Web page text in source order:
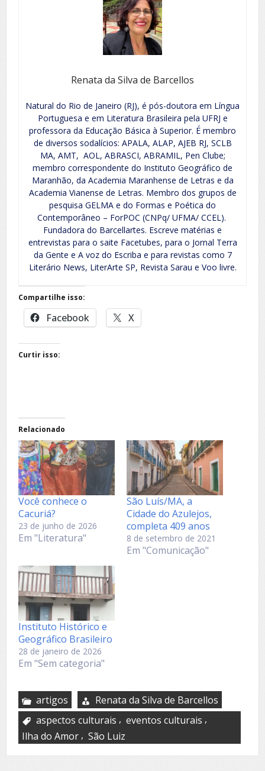
Renata da Silva de Barcellos
Natural do Rio de Janeiro (RJ), é pós-doutora em Língua
Portuguesa e em Literatura Brasileira pela UFRJ e
professora da Educação Básica à Superior. É membro
de diversos sodalícios: APALA, ALAP, AJEB RJ, SCLB
MA, AMT, AOL, ABRASCI, ABRAMIL, Pen Clube;
membro correspondente do Instituto Geográfico de
Maranhão, da Academia Maranhense de Letras e da
Academia Vianense de Letras. Membro dos grupos de
pesquisa GELMA e do Formas e Poética do
Contemporâneo – ForPOC (CNPq/ UFMA/ CCEL).
Fundadora do Barcellartes. Escreve matérias e
entrevistas para o saite Facetubes, para o Jornal Terra
da Gente e A voz do Escriba e para revistas como 7
Literário News, LiterArte SP, Revista Sarau e Voo livre.
Compartilhe isso:
Facebook X
Curtir isso:
Relacionado
Você conhece o
Cacuriá?
23 de junho de 2026
Em "Literatura"
São Luís/MA, a
Cidade do Azulejos,
completa 409 anos
8 de setembro de 2021
Em "Comunicação"
Instituto Histórico e
Geográfico Brasileiro
28 de janeiro de 2026
Em "Sem categoria"
artigos
Renata da Silva de Barcellos
aspectos culturais , eventos culturais ,
Ilha do Amor , São Luiz